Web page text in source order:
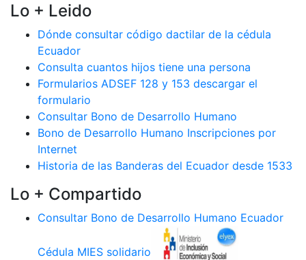
Lo + Leido
Dónde consultar código dactilar de la cédula
Ecuador
Consulta cuantos hijos tiene una persona
Formularios ADSEF 128 y 153 descargar el
formulario
Consultar Bono de Desarrollo Humano
Bono de Desarrollo Humano Inscripciones por
Internet
Historia de las Banderas del Ecuador desde 1533
Lo + Compartido
Consultar Bono de Desarrollo Humano Ecuador
Cédula MIES solidario